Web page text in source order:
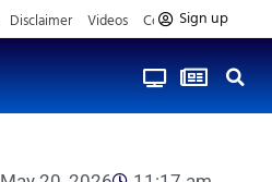
Disclaimer Videos Contact us
Sign up